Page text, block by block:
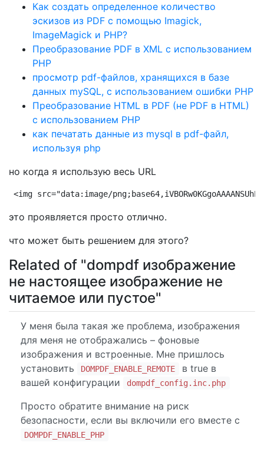
Как создать определенное количество
эскизов из PDF с помощью Imagick,
ImageMagick и PHP?
Преобразование PDF в XML с использованием
PHP
просмотр pdf-файлов, хранящихся в базе
данных mySQL, с использованием ошибки PHP
Преобразование HTML в PDF (не PDF в HTML)
с использованием PHP
как печатать данные из mysql в pdf-файл,
используя php
но когда я использую весь URL
<img src="data:image/
это проявляется просто отлично.
что может быть решением для этого?
Related of "dompdf изображение
не настоящее изображение не
читаемое или пустое"
У меня была такая же проблема, изображения
для меня не отображались – фоновые
изображения и встроенные. Мне пришлось
установить
DOMPDF_ENABLE_REMOTE
в true в
вашей конфигурации
dompdf_config.inc.php
Просто обратите внимание на риск
безопасности, если вы включили его вместе с
DOMPDF_ENABLE_PHP